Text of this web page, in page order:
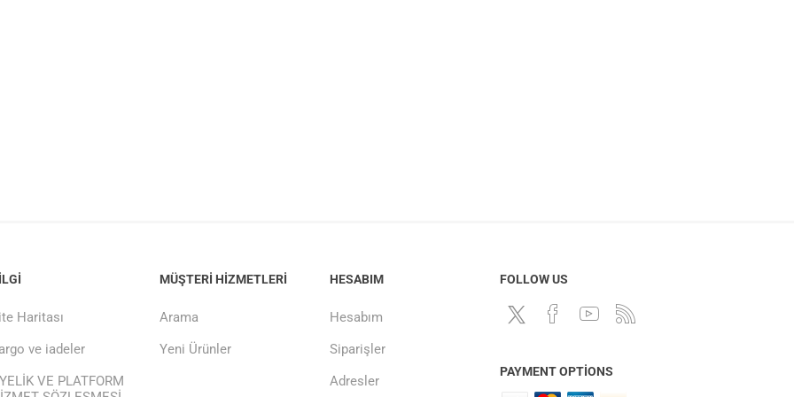
Haritası
ve iadeler
VE PLATFORM
MÜŞTERI HIZMETLERI
Arama
Yeni Ürünler
HESABIM
Hesabım
Siparişler
Adresler
FOLLOW US
PAYMENT OPTIONS